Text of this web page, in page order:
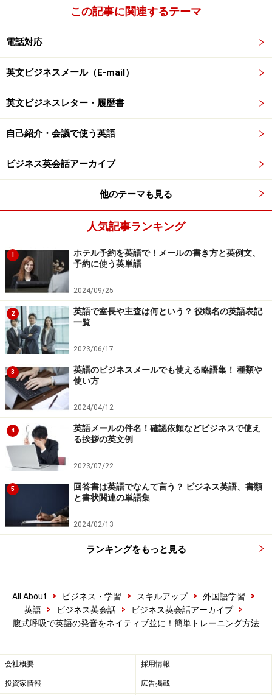
手順で、練習すると効果的であることがわかっていま
す。
■腹式呼吸の練習方法
姿勢を整える
腹式呼吸ではまず姿勢を整える必要があります。椅
子に少し浅めに掛け、背筋をまっすぐに伸ばしま
す。いわゆる、『立腰の姿勢』をとります。臀部を
後ろに突き出すイメージです。この時、肩の力は抜
きます。
次にのどを開けます。指を入れて、吐くときの感覚
鼻から息を吸う
口を閉じ、鼻から大きく息を吸います。と同時に
腹の丹田のあたりを大きく膨らませ
ょうど、鼻から吸った息が背骨を通って下腹にたま
るイメージで行うとうまくいきます。
目いっぱいお腹が膨らみ、肺全体に息が充満したら、次
に、口をあけ、のどもあけて、大きく息を吐いていきま
す。この時、
す。
ちょうど、自分の身体をアコーディオンか、バグパイプ
のような 楽器のように、音を鳴らす感覚
ーズに発声することができます。話すというより鳴らす
という感覚
が大切です。
これの繰り返しが腹式呼吸
を動かしてしまうと、即、胸式呼吸になってしまうから
です。
英語の発音は子音がポイント！
英語の子音は、そのほとんどが、日本語にない音
この記事に関連するテーマ
電話対応
英文ビジネスメール（E-mail）
英文ビジネスレター・履歴書
自己紹介・会議で使う英語
ビジネス英会話アーカイブ
他のテーマも見る
人気記事ランキング
1
ホテル予約を英語で！メールの書き方と英例文、
予約に使う英単語
2024/09/25
2
英語で室長や主査は何という？ 役職名の英語表記
一覧
2023/06/17
3
英語のビジネスメールでも使える略語集！ 種類や
使い方
2024/04/12
4
英語メールの件名！確認依頼などビジネスで使え
る挨拶の英文例
2023/07/22
5
回答書は英語でなんて言う？ ビジネス英語、書類
と書状関連の単語集
2024/02/13
ランキングをもっと見る
All About > ビジネス・学習 > スキルアップ > 外国語学習
>
英語
> ビジネス英会話 > ビジネス英会話アーカイブ
>
腹式呼吸で英語の発音をネイティブ並に！簡単トレーニング方法
会社概要 採用情報
投資家情報 広告掲載